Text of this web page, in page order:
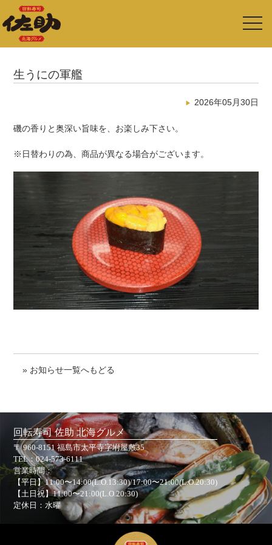
生うにの軍艦
2026年05月30日
磯の香りと奥深い旨味を、お楽しみ下さい。
※日替わりの為、商品が異なる場合がございます。
» お知らせ一覧へもどる
回転寿司 佐助 北海グルメ
〒 960-8151 福島市太平寺字坿屋敷35
TEL：024-573-6111
営業時間：
【平日】11:00〜14:00(L.O.13:30)/17:00〜21:00(L.O.20:30)
【土日祝】11:00〜21:00(L.O.20:30)
定休日：水曜